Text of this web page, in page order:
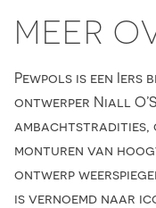
MEER
Pewpols is een
ontwerper Niall
ambachtstradities,
monturen van
ontwerp
is vernoemd naar